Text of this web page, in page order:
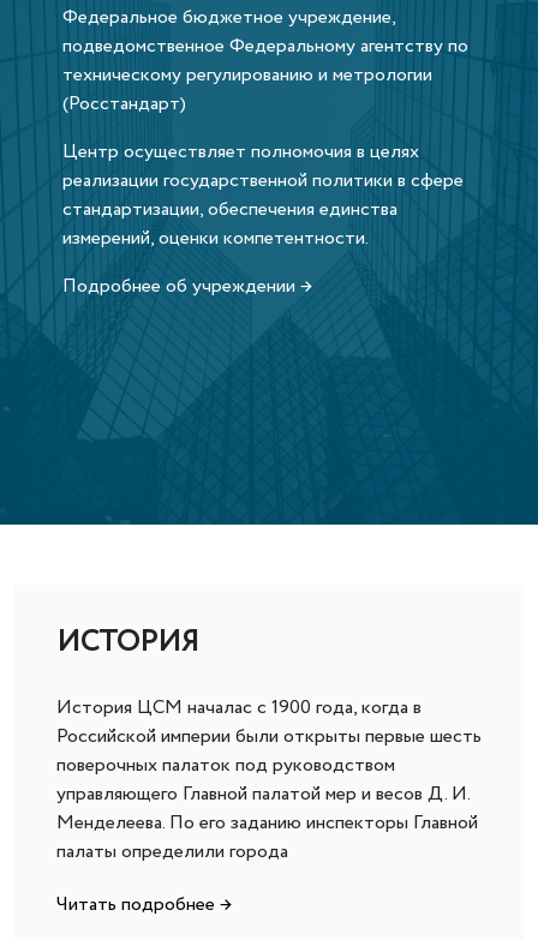
Федеральное бюджетное учреждение,
подведомственное Федеральному агентству по
техническому регулированию и метрологии
(Росстандарт)
Центр осуществляет полномочия в целях
реализации государственной политики в сфере
стандартизации, обеспечения единства
измерений, оценки компетентности.
Подробнее об учреждении →
ИСТОРИЯ
История ЦСМ началас с 1900 года, когда в
Российской империи были открыты первые шесть
поверочных палаток под руководством
управляющего Главной палатой мер и весов Д. И.
Менделеева. По его заданию инспекторы Главной
палаты определили города
Читать подробнее →